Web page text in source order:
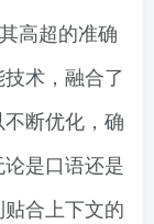
高超的准确
术，融合了
断优化，确
是口语还是
合上下文的